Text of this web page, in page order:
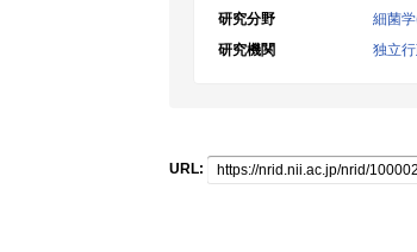
研究分野
細菌
研究機関
独立
URL: